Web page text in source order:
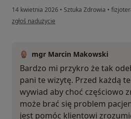
14 kwietnia 2026 • Sztuka Zdrowia •
w opinii użytkownika Wiktoria
zgłoś nadużycie
mgr Marcin Makowski
Bardzo mi przykro że tak
pani te wizytę. Przed każdą
wywiad aby choć częściowo
może brać się problem
jest pomóc klientowi